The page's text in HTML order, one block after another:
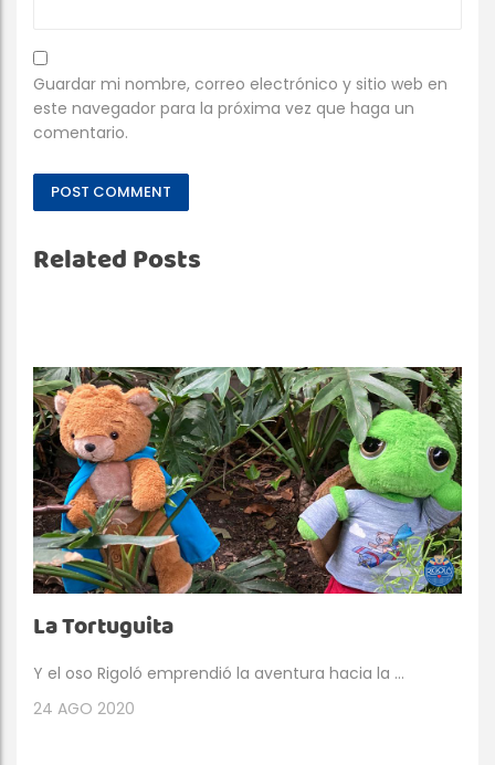
Guardar mi nombre, correo electrónico y sitio web en
este navegador para la próxima vez que haga un
comentario.
Related Posts
La Tortuguita
Y el oso Rigoló emprendió la aventura hacia la ...
24 AGO 2020